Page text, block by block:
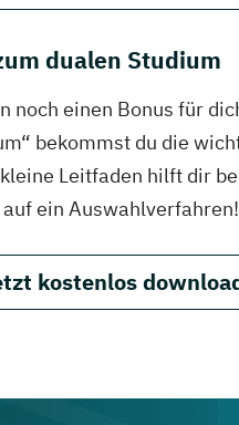
dualen Studium
noch einen Bonus für
bekommst du die
Leitfaden hilft dir
ein Auswahlverfahren!
kostenlos